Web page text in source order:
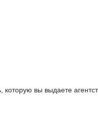
вы выдаете